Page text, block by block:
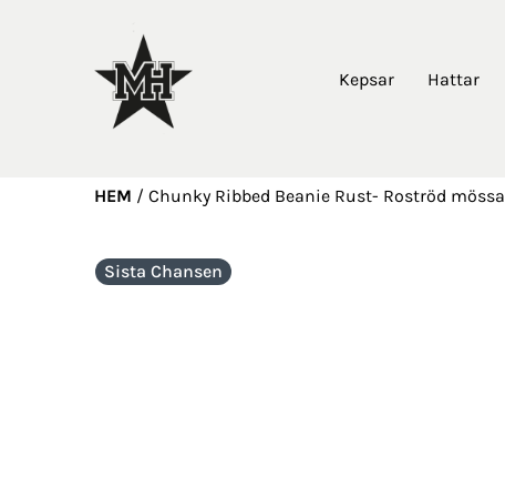
Kepsar Hattar
HEM / Chunky Ribbed Beanie Rust- Roströd mössa
Sista Chansen